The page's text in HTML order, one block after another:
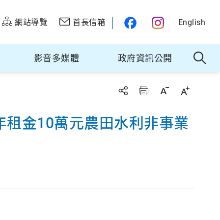
網站導覽 首長信箱 English
影音多媒體 政府資訊公開
金10萬元農田水利非事業